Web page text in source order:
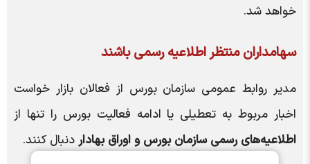
خواهد شد.
سهامداران منتظر اطلاعیه رسمی باشند
مدیر روابط عمومی سازمان بورس از فعالان بازار خواست
اخبار مربوط به تعطیلی یا ادامه فعالیت بورس را تنها از
اطلاعیه‌های رسمی سازمان بورس و اوراق بهاداردنبال کنند.